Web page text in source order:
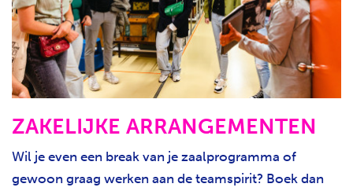
ZAKELIJKE ARRANGEMENTEN
Wil je even een break van je zaalprogramma of
gewoon graag werken aan de teamspirit? Boek dan